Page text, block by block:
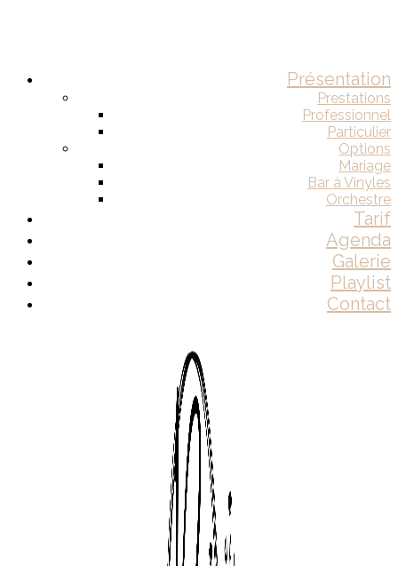
Présentation
Prestations
Professionnel
Particulier
Options
Mariage
Bar à Vinyles
Orchestre
Tarif
Agenda
Galerie
Playlist
Contact